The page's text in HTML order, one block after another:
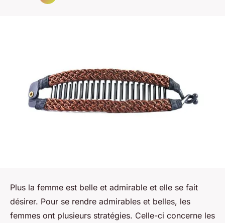
Plus la femme est belle et admirable et elle se fait
désirer. Pour se rendre admirables et belles, les
femmes ont plusieurs stratégies. Celle-ci concerne les